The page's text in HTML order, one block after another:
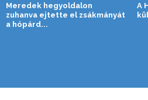
Meredek hegyoldalon
zuhanva ejtette el zsákmányát
a hópárd...
A